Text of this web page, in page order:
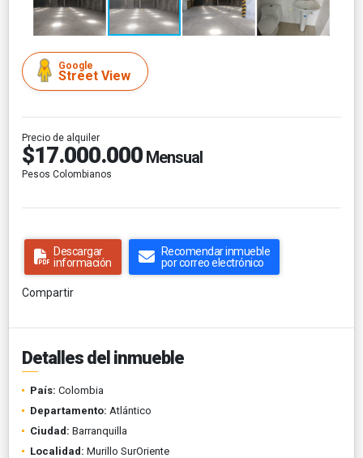
Google
Street View
Precio de alquiler
$17.000.000 Mensual
Pesos Colombianos
Descargar
información
Recomendar inmueble
por correo electrónico
Compartir
Detalles del inmueble
País: Colombia
Departamento: Atlántico
Ciudad: Barranquilla
Localidad: Murillo SurOriente